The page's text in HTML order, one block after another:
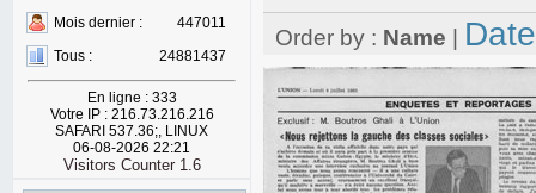
Mois dernier :
447011
Tous :
24881437
En ligne : 333
Votre IP : 216.73.216.216
SAFARI 537.36;, LINUX
06-08-2026 22:21
Visitors Counter 1.6
Order by : Name Date